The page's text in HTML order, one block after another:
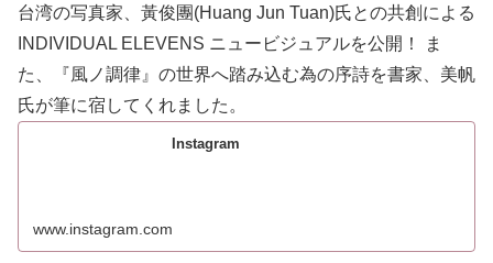
台湾の写真家、黃俊團(Huang Jun Tuan)氏との共創による
INDIVIDUAL ELEVENS ニュービジュアルを公開！ ま
た、『風ノ調律』の世界へ踏み込む為の序詩を書家、美帆
氏が筆に宿してくれました。
Instagram
www.instagram.com